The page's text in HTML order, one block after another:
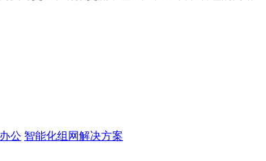
公 智能化组网解决方案